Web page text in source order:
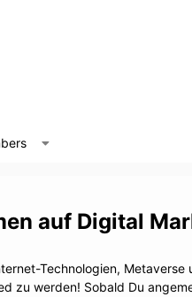
Digital
Technologien,
zu werden! Sobald Du